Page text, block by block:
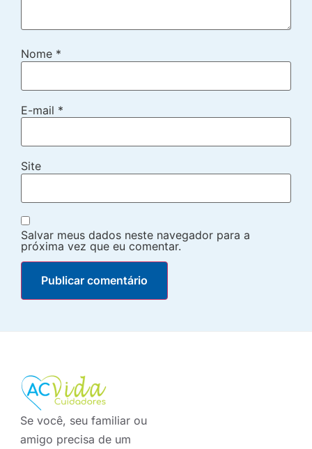
Nome *
E-mail *
Site
Salvar meus dados neste navegador para a
próxima vez que eu comentar.
Se você, seu familiar ou
amigo precisa de um